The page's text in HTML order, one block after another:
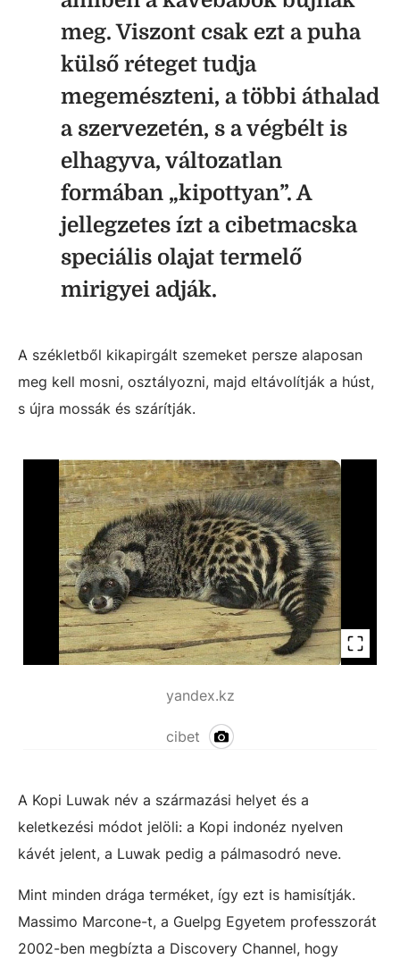
meg. Viszont csak ezt a puha
külső réteget tudja
megemészteni, a többi áthalad
a szervezetén, s a végbélt is
elhagyva, változatlan
formában „kipottyan”. A
jellegzetes ízt a cibetmacska
speciális olajat termelő
mirigyei adják.
A székletből kikapirgált szemeket persze alaposan
meg kell mosni, osztályozni, majd eltávolítják a húst,
s újra mossák és szárítják.
yandex.kz
cibet
A Kopi Luwak név a származási helyet és a
keletkezési módot jelöli: a Kopi indonéz nyelven
kávét jelent, a Luwak pedig a pálmasodró neve.
Mint minden drága terméket, így ezt is hamisítják.
Massimo Marcone-t, a Guelpg Egyetem professzorát
2002-ben megbízta a Discovery Channel, hogy